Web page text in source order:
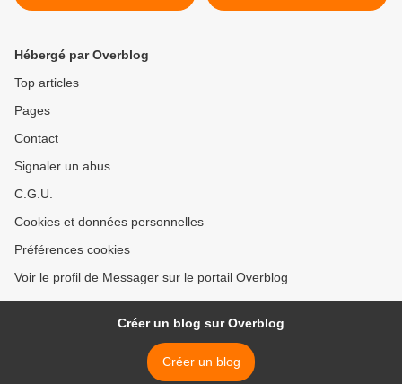
! >
Hébergé par Overblog
Top articles
Pages
Contact
Signaler un abus
C.G.U.
Cookies et données personnelles
Préférences cookies
Voir le profil de Messager sur le portail Overblog
Créer un blog sur Overblog
Créer un blog